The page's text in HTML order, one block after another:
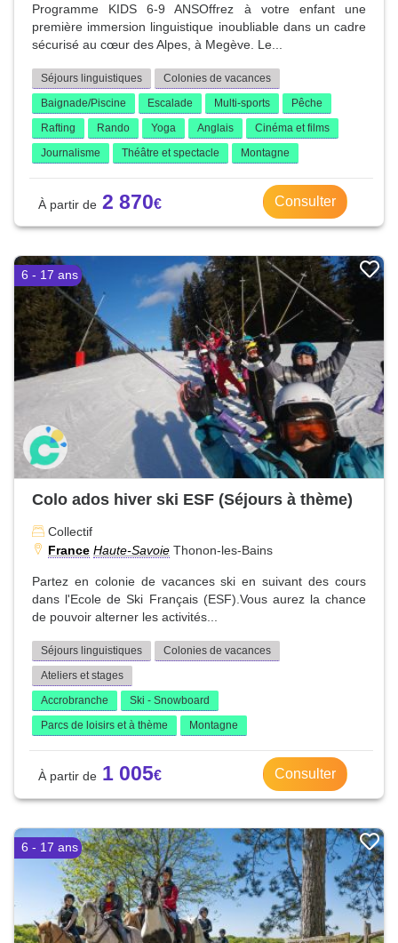
Programme KIDS 6-9 ANSOffrez à votre enfant une
première immersion linguistique inoubliable dans un cadre
sécurisé au cœur des Alpes, à Megève. Le...
Séjours linguistiques
Colonies de vacances
Baignade/Piscine
Escalade Multi-sports
Pêche
Rafting
Rando Yoga Anglais
Cinéma et films
Journalisme
Théâtre et spectacle Montagne
2 870 Consulter
6 - 17 ans
Colo ados hiver ski ESF (Séjours à thème)
Collectif
France Haute-Savoie Thonon-les-Bains
Partez en colonie de vacances ski en suivant des cours
dans l'Ecole de Ski Français (ESF).Vous aurez la chance
de pouvoir alterner les activités...
Séjours linguistiques
Colonies de vacances
Ateliers et stages
Accrobranche
Ski - Snowboard
Parcs de loisirs et à thème
Montagne
1 005 Consulter
6 - 17 ans